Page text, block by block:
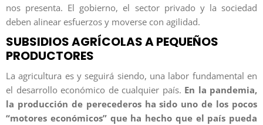
nos presenta. El gobierno, el sector privado y la sociedad
deben alinear esfuerzos y moverse con agilidad.
SUBSIDIOS AGRÍCOLAS A PEQUEÑOS
PRODUCTORES
La agricultura es y seguirá siendo, una labor fundamental en
el desarrollo económico de cualquier país. En la pandemia,
la producción de perecederos ha sido uno de los pocos
“motores económicos” que ha hecho que el país pueda